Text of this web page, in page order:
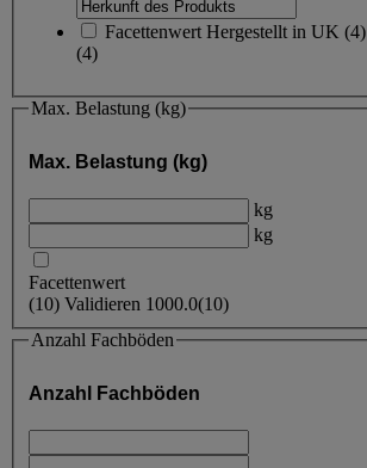
Facettenwert Hergestellt in UK (4)
(4)
Max. Belastung (kg)
Max. Belastung (kg)
kg
kg
Facettenwert
(10) Validieren 1000.0(10)
Anzahl Fachböden
Anzahl Fachböden